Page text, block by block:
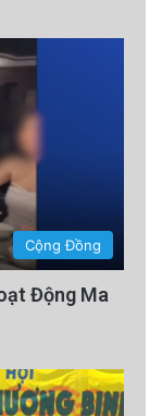
Cộng Đồng
Động Ma